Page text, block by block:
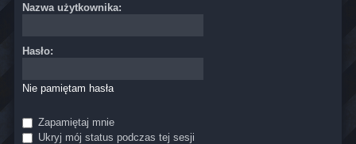
Nazwa użytkownika:
Hasło:
Nie pamiętam hasła
Zapamiętaj mnie
Ukryj mój status podczas tej sesji